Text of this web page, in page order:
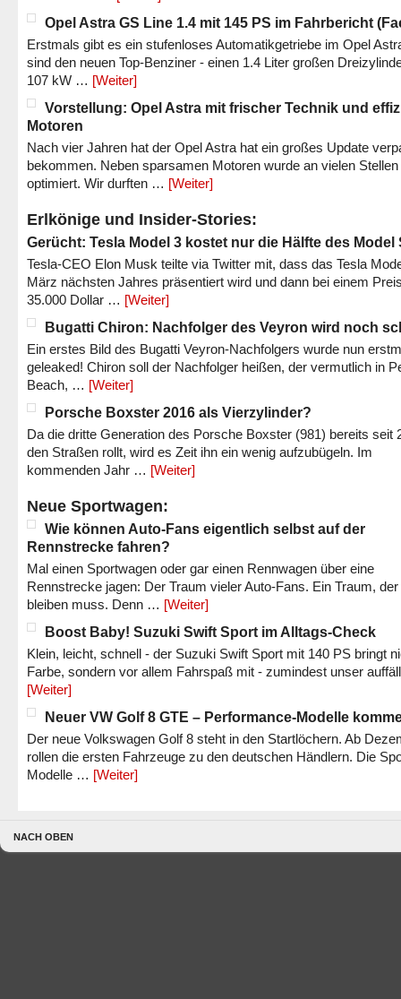
Opel Astra GS Line 1.4 mit 145 PS im Fahrbericht
Erstmals gibt es ein stufenloses Automatikgetriebe im Opel
sind den neuen Top-Benziner - einen 1.4 Liter großen
107 kW … [Weiter]
Vorstellung: Opel Astra mit frischer Technik und
Motoren
Nach vier Jahren hat der Opel Astra hat ein großes Update
bekommen. Neben sparsamen Motoren wurde an vielen Stellen
optimiert. Wir durften … [Weiter]
Erlkönige und Insider-Stories:
Gerücht: Tesla Model 3 kostet nur die Hälfte des Model
Tesla-CEO Elon Musk teilte via Twitter mit, dass das Tesla
März nächsten Jahres präsentiert wird und dann bei einem
35.000 Dollar … [Weiter]
Bugatti Chiron: Nachfolger des Veyron wird noch
Ein erstes Bild des Bugatti Veyron-Nachfolgers wurde nun
geleaked! Chiron soll der Nachfolger heißen, der vermutlich in
Beach, … [Weiter]
Porsche Boxster 2016 als Vierzylinder?
Da die dritte Generation des Porsche Boxster (981) bereits seit
den Straßen rollt, wird es Zeit ihn ein wenig aufzubügeln. Im
kommenden Jahr … [Weiter]
Neue Sportwagen:
Wie können Auto-Fans eigentlich selbst auf der
Rennstrecke fahren?
Mal einen Sportwagen oder gar einen Rennwagen über eine
Rennstrecke jagen: Der Traum vieler Auto-Fans. Ein Traum,
bleiben muss. Denn … [Weiter]
Boost Baby! Suzuki Swift Sport im Alltags-Check
Klein, leicht, schnell - der Suzuki Swift Sport mit 140 PS bringt
Farbe, sondern vor allem Fahrspaß mit - zumindest unser
[Weiter]
Neuer VW Golf 8 GTE – Performance-Modelle
Der neue Volkswagen Golf 8 steht in den Startlöchern. Ab
rollen die ersten Fahrzeuge zu den deutschen Händlern. Die
Modelle … [Weiter]
NACH OBEN